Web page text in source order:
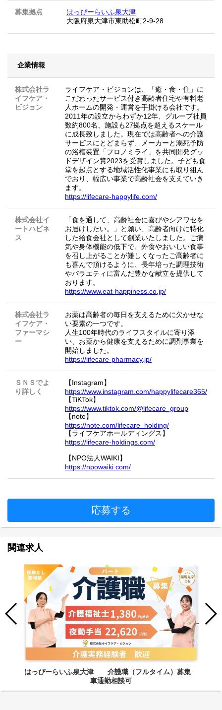
募集拠点
はっぴーらいふ泉大津
大阪府泉大津市東助松町2-9-28
企業情報
株式会社ラ
イフケア・
ビジョン
ライフケア・ビジョンは、「癒・食・住」に
こだわったサービス付き高齢者住宅や有料老
人ホームの開発・運営を手掛ける会社です。
2011年の設立からわずか12年、グループ社員
数約800名、施設も27拠点を超えるスケール
に成長致しました。現在では高齢者への介護
サービスにとどまらず、メーカーと溺死予防
の浴槽装置「フロノミライ」を共同開発グッ
ドデザイン賞2023を受賞しました。子ども食
堂を起点とする地域活性化事業にも取り組ん
でおり、幅広い事業で高齢社会を支えていき
ます。
https://lifecare-happylife.com/
株式会社イ
ートハピネ
ス
「食を通して、高齢社会に喜びやシアワセを
お届けしたい。」と願い、高齢者向けに特化
した給食会社として創業いたしました。ご病
気や身体機能の低下で、外食やおいしい食事
を召し上がることが難しくなったご高齢者に
も喜んで頂けるように、長年培った調理技術
やバラエティに富んだ豊かな献立を提供して
おります。
https://www.eat-happiness.co.jp/
株式会社ラ
イフケア・
ファーマシ
ー
お薬は高齢者の毎日を支えるために欠かせな
い要素の一つです。
人生100年時代のライフスタイルに寄り添
い、お薬から健康を支えるために調剤事業を
開始しました。
https://lifecare-pharmacy.jp/
ＳＮＳでよ
り詳しく
【Instagram】
https://www.instagram.com/happylifecare365/
【TiKTok】
https://www.tiktok.com/@lifecare_group
【note】
https://note.com/lifecare_holding/
【ライフケアホールディングス】
https://lifecare-holdings.com/
【NPO法人WAIKI】
https://npowaiki.com/
応募する
関連求人
はっぴーらいふ泉大津 介護職（フルタイム）募集
車通勤相談可